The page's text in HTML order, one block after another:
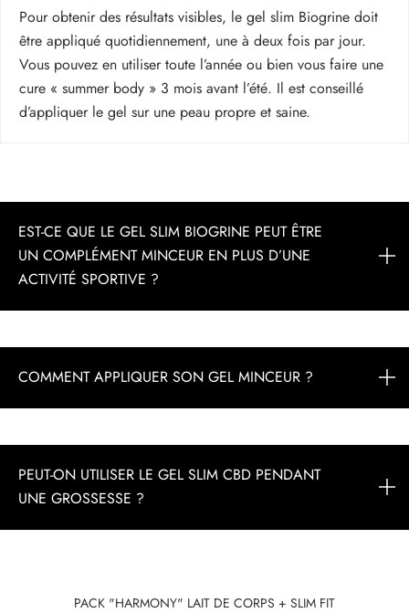
Pour obtenir des résultats visibles, le gel slim Biogrine doit
être appliqué quotidiennement, une à deux fois par jour.
Vous pouvez en utiliser toute l’année ou bien vous faire une
cure « summer body » 3 mois avant l’été. Il est conseillé
d’appliquer le gel sur une peau propre et saine.
EST-CE QUE LE GEL SLIM BIOGRINE PEUT ÊTRE
UN COMPLÉMENT MINCEUR EN PLUS D’UNE
ACTIVITÉ SPORTIVE ?
COMMENT APPLIQUER SON GEL MINCEUR ?
PEUT-ON UTILISER LE GEL SLIM CBD PENDANT
UNE GROSSESSE ?
PACK "HARMONY" LAIT DE CORPS + SLIM FIT